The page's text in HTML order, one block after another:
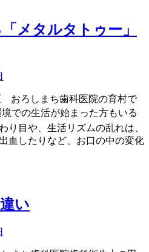
メタルタトゥー」
おろしまち歯科医院の育村で
での生活が始まった方もいる
り目や、生活リズムの乱れは、
血したりなど、お口の中の変化
い